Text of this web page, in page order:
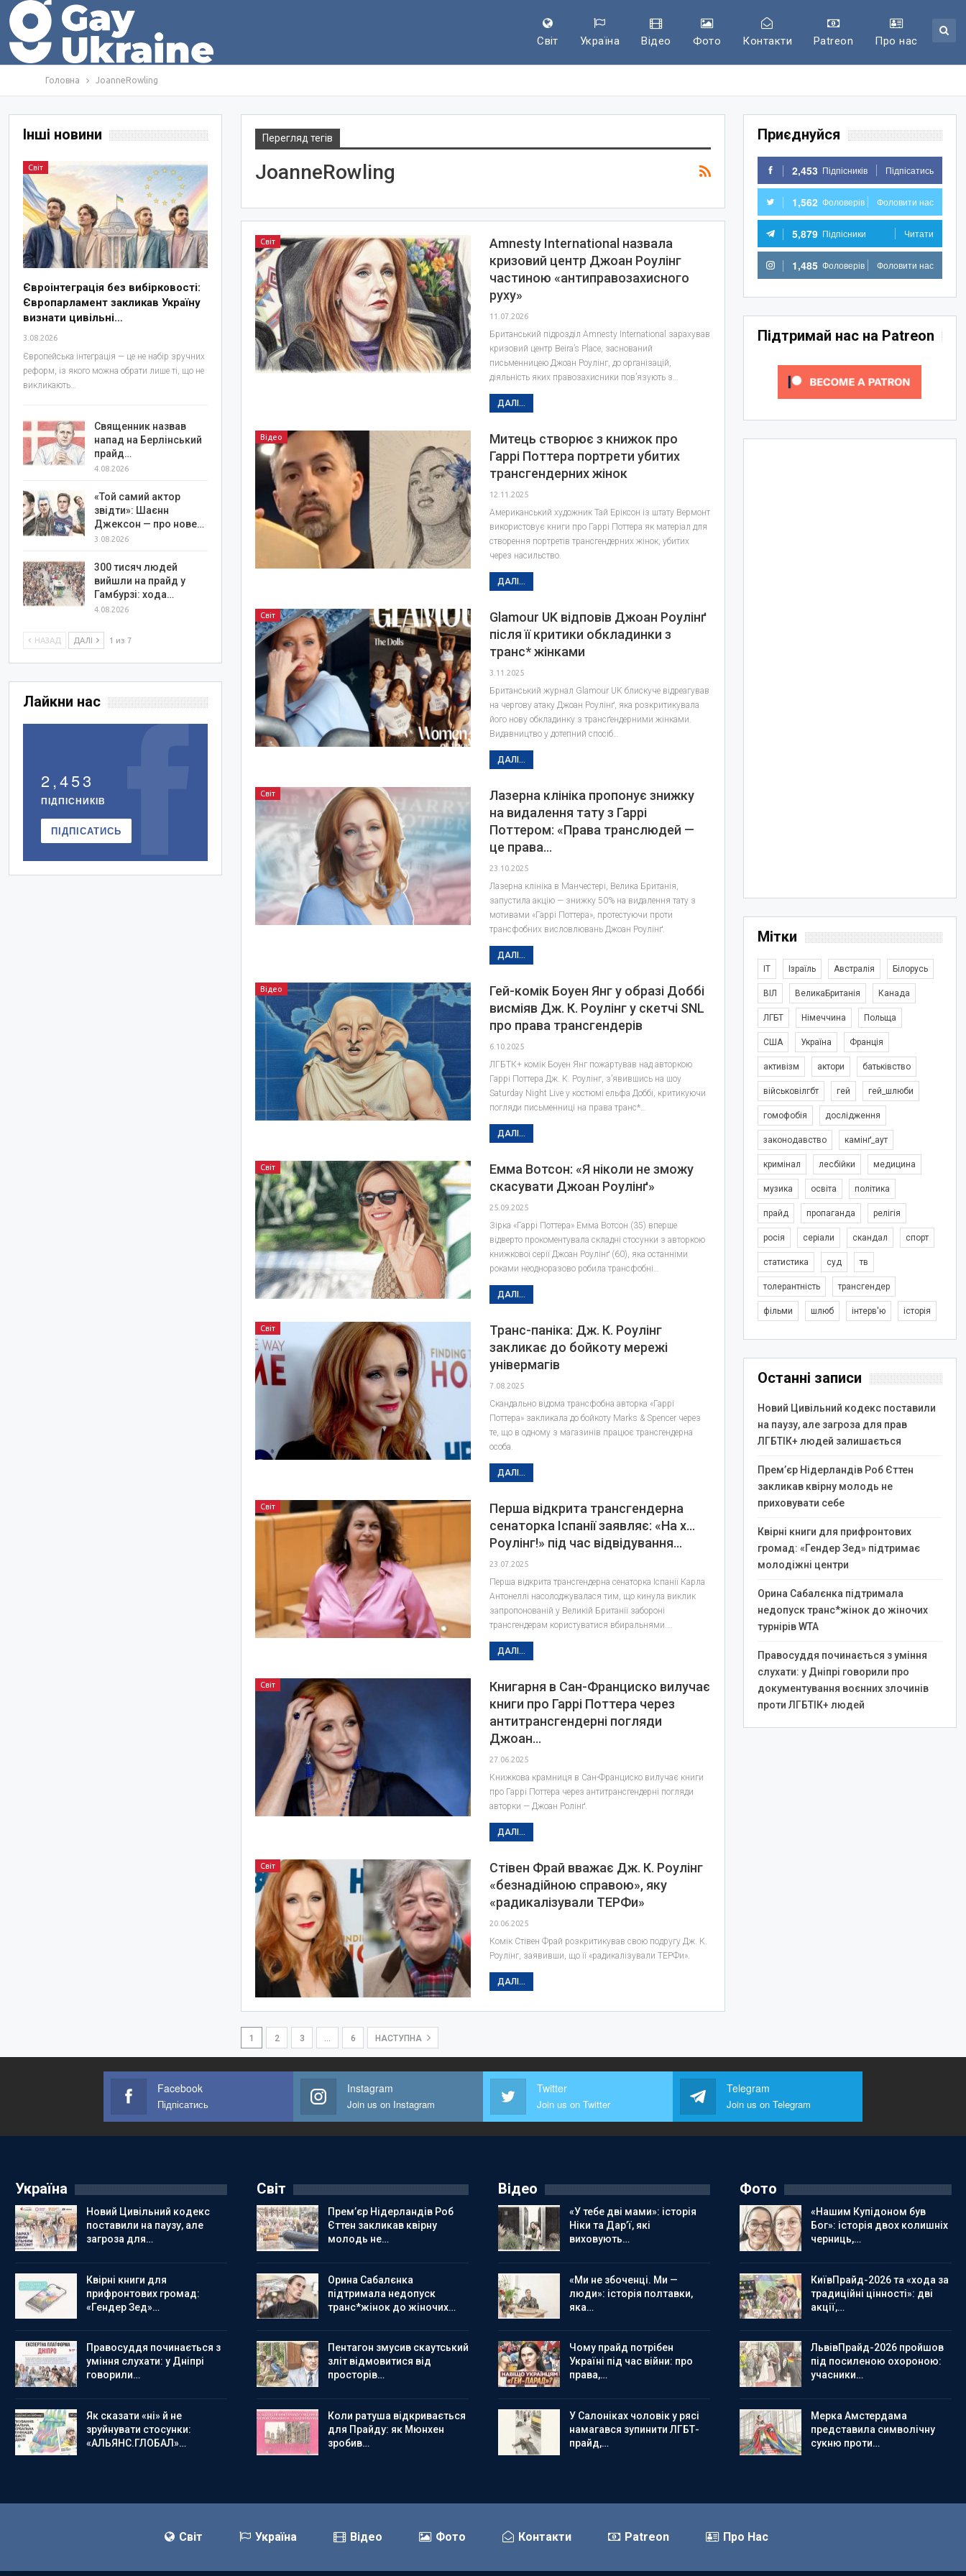
Світ Україна Відео Фото Контакти Patreon Про нас
Головна JoanneRowling
Перегляд тегів
JoanneRowling
Світ
Amnesty International назвала
кризовий центр Джоан Роулінг
частиною «антиправозахисного
руху»
11.07.2026
Британський підрозділ Amnesty International зарахував
кризовий центр Beira’s Place, заснований
письменницею Джоан Роулінг, до організацій,
діяльність яких правозахисники пов’язують з…
ДАЛІ...
Відео
Митець створює з книжок про
Гаррі Поттера портрети убитих
трансгендерних жінок
12.11.2025
Американський художник Тай Еріксон із штату Вермонт
використовує книги про Гаррі Поттера як матеріал для
створення портретів трансгендерних жінок, убитих
через насильство.
ДАЛІ...
Світ
Glamour UK відповів Джоан Роулінґ
після її критики обкладинки з
транс* жінками
3.11.2025
Британський журнал Glamour UK блискуче відреагував
на чергову атаку Джоан Роулінґ, яка розкритикувала
його нову обкладинку з трансґендерними жінками.
Видавництво у дотепний спосіб…
ДАЛІ...
Світ
Лазерна клініка пропонує знижку
на видалення тату з Гаррі
Поттером: «Права транслюдей —
це права…
23.10.2025
Лазерна клініка в Манчестері, Велика Британія,
запустила акцію — знижку 50% на видалення тату з
мотивами «Гаррі Поттера», протестуючи проти
трансфобних висловлювань Джоан Роулінґ.
ДАЛІ...
Відео
Гей-комік Боуен Янг у образі Доббі
висміяв Дж. К. Роулінг у скетчі SNL
про права трансгендерів
6.10.2025
ЛГБТК+ комік Боуен Янг пожартував над авторкою
Гаррі Поттера Дж. К. Роулінг, з’явившись на шоу
Saturday Night Live у костюмі ельфа Доббі, критикуючи
погляди письменниці на права транс*…
ДАЛІ...
Світ
Емма Вотсон: «Я ніколи не зможу
скасувати Джоан Роулінґ»
25.09.2025
Зірка «Гаррі Поттера» Емма Вотсон (35) вперше
відверто прокоментувала складні стосунки з авторкою
книжкової серії Джоан Роулінґ (60), яка останніми
роками неодноразово робила трансфобні…
ДАЛІ...
Світ
Транс-паніка: Дж. К. Роулінг
закликає до бойкоту мережі
універмагів
7.08.2025
Скандально відома трансфобна авторка «Гаррі
Поттера» закликала до бойкоту Marks & Spencer через
те, що в одному з магазинів працює трансгендерна
особа.
ДАЛІ...
Світ
Перша відкрита трансгендерна
сенаторка Іспанії заявляє: «На х…
Роулінг!» під час відвідування…
23.07.2025
Перша відкрита трансгендерна сенаторка Іспанії Карла
Антонеллі насолоджувалася тим, що кинула виклик
запропонованій у Великій Британії забороні
трансгендерам користуватися вбиральнями.…
ДАЛІ...
Світ
Книгарня в Сан-Франциско вилучає
книги про Гаррі Поттера через
антитрансгендерні погляди
Джоан…
27.06.2025
Книжкова крамниця в Сан-Франциско вилучає книги
про Гаррі Поттера через антитрансгендерні погляди
авторки — Джоан Ролінґ.
ДАЛІ...
Світ
Стівен Фрай вважає Дж. К. Роулінг
«безнадійною справою», яку
«радикалізували ТЕРФи»
20.06.2025
Комік Стівен Фрай розкритикував свою подругу Дж. К.
Роулінг, заявивши, що її «радикалізували ТЕРФи».
ДАЛІ...
1 2 3 6 НАСТУПНА
Приєднуйся
2,453 Підпісників Підпісатись
1,562 Фоловерів Фоловити нас
5,879 Підпісники Читати
1,485 Фоловерів Фоловити нас
Підтримай нас на Patreon
Мітки
IT Ізраїль Австралія Білорусь
ВІЛ ВеликаБританія Канада
ЛГБТ Німеччина Польща
США Україна Франція
активізм актори батьківство
військовілгбт гей гей_шлюби
гомофобія дослідження
законодавство камінґ_аут
кримінал лесбійки медицина
музика освіта політика
прайд пропаганда релігія
росія серіали скандал спорт
статистика суд тв
толерантність трансгендер
фільми шлюб інтерв'ю історія
Останні записи
Новий Цивільний кодекс поставили
на паузу, але загроза для прав
ЛГБТІК+ людей залишається
Прем’єр Нідерландів Роб Єттен
закликав квірну молодь не
приховувати себе
Квірні книги для прифронтових
громад: «Гендер Зед» підтримає
молодіжні центри
Орина Сабалєнка підтримала
недопуск транс*жінок до жіночих
турнірів WTA
Правосуддя починається з уміння
слухати: у Дніпрі говорили про
документування воєнних злочинів
проти ЛГБТІК+ людей
Інші новини
Світ
Євроінтеграція без вибірковості:
Європарламент закликав Україну
визнати цивільні…
3.08.2026
Європейська інтеграція — це не набір зручних
реформ, із якого можна обрати лише ті, що не
викликають…
Священник назвав
напад на Берлінський
прайд…
4.08.2026
«Той самий актор
звідти»: Шаєнн
Джексон — про нове…
3.08.2026
300 тисяч людей
вийшли на прайд у
Гамбурзі: хода…
4.08.2026
НАЗАД ДАЛІ 1 из 7
Лайкни нас
2,453
ПІДПІСНИКІВ
ПІДПІСАТИСЬ
Facebook
Підпісатись
Instagram
Join us on Instagram
Twitter
Join us on Twitter
Telegram
Join us on Telegram
Україна
Новий Цивільний кодекс
поставили на паузу, але
загроза для…
Квірні книги для
прифронтових громад:
«Гендер Зед»…
Правосуддя починається з
уміння слухати: у Дніпрі
говорили…
Як сказати «ні» й не
зруйнувати стосунки:
«АЛЬЯНС.ГЛОБАЛ»…
Світ
Прем’єр Нідерландів Роб
Єттен закликав квірну
молодь не…
Орина Сабалєнка
підтримала недопуск
транс*жінок до жіночих…
Пентагон змусив скаутський
зліт відмовитися від
просторів…
Коли ратуша відкривається
для Прайду: як Мюнхен
зробив…
Відео
«У тебе дві мами»: історія
Ніки та Дар’ї, які
виховують…
«Ми не збоченці. Ми —
люди»: історія полтавки,
яка…
Чому прайд потрібен
Україні під час війни: про
права,…
У Салоніках чоловік у рясі
намагався зупинити ЛГБТ-
прайд,…
Фото
«Нашим Купідоном був
Бог»: історія двох колишніх
черниць,…
КиївПрайд-2026 та «хода за
традиційні цінності»: дві
акції,…
ЛьвівПрайд-2026 пройшов
під посиленою охороною:
учасники…
Мерка Амстердама
представила символічну
сукню проти…
Світ Україна Відео Фото Контакти Patreon Про Нас